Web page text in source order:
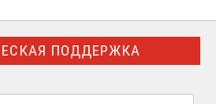
ПОДДЕРЖКА